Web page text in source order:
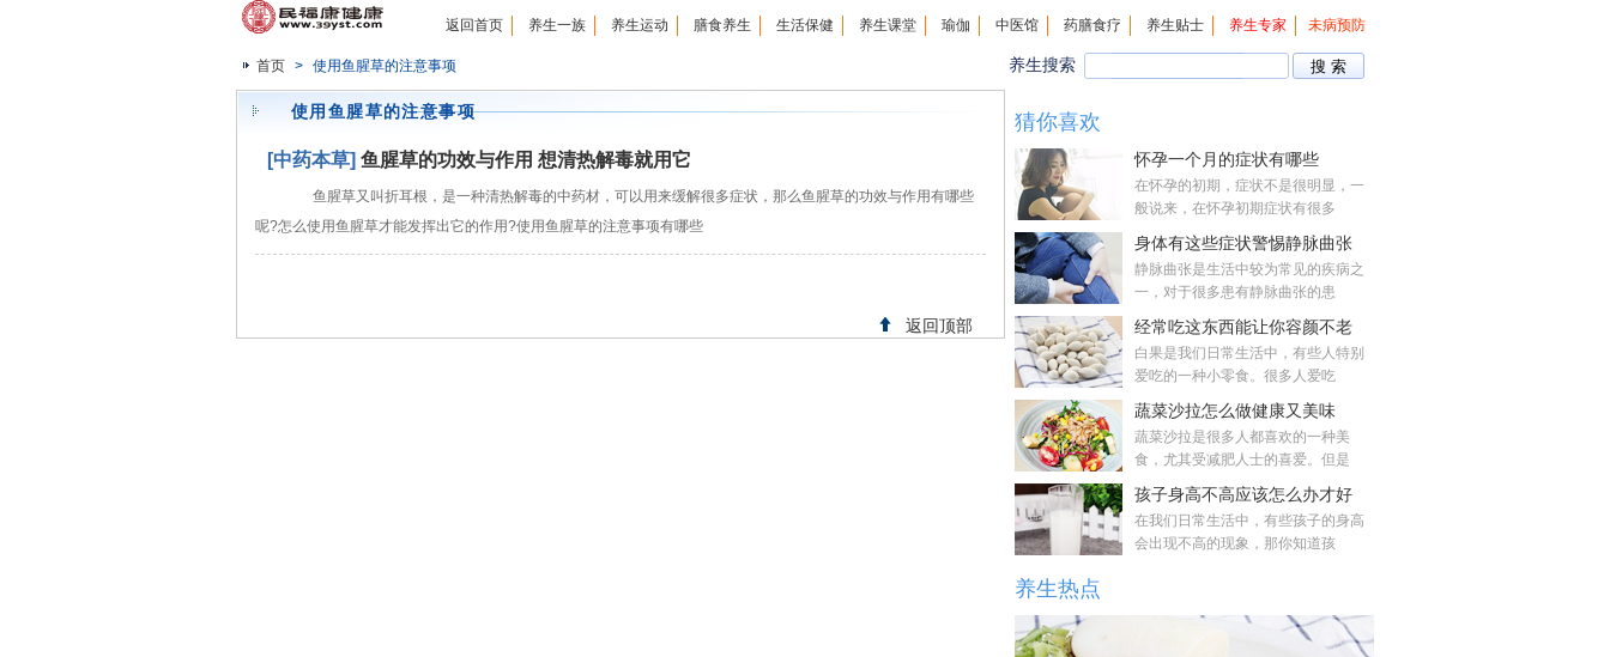
返回首页 养生一族 养生运动 膳食养生 生活保健 养生课堂 瑜伽 中医馆 药膳食疗 养生贴士 养生专家 未病预防
养生搜索
首页 > 使用鱼腥草的注意事项
使用鱼腥草的注意事项
[中药本草] 鱼腥草的功效与作用 想清热解毒就用它
鱼腥草又叫折耳根，是一种清热解毒的中药材，可以用来缓解很多症状，那么鱼腥草的功效与作用有哪些
呢?怎么使用鱼腥草才能发挥出它的作用?使用鱼腥草的注意事项有哪些
返回顶部
猜你喜欢
怀孕一个月的症状有哪些
在怀孕的初期，症状不是很明显，一
般说来，在怀孕初期症状有很多
身体有这些症状警惕静脉曲张
静脉曲张是生活中较为常见的疾病之
一，对于很多患有静脉曲张的患
经常吃这东西能让你容颜不老
白果是我们日常生活中，有些人特别
爱吃的一种小零食。很多人爱吃
蔬菜沙拉怎么做健康又美味
蔬菜沙拉是很多人都喜欢的一种美
食，尤其受减肥人士的喜爱。但是
孩子身高不高应该怎么办才好
在我们日常生活中，有些孩子的身高
会出现不高的现象，那你知道孩
养生热点